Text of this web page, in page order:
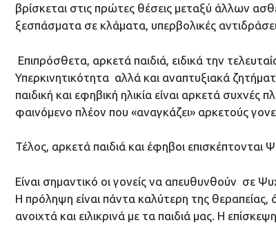
βρίσκεται στις πρώτες θέσεις μεταξύ άλλων
ξεσπάσματα σε κλάματα, υπερβολικές
Επιπρόσθετα, αρκετά παιδιά, ειδικά την
Υπερκινητικότητα αλλά και αναπτυξιακά
παιδική και εφηβική ηλικία είναι αρκετά
φαινόμενο πλέον που «αναγκάζει» αρκετούς
Τέλος, αρκετά παιδιά και έφηβοι
Είναι σημαντικό οι γονείς να απευθυνθούν σε
Η πρόληψη είναι πάντα καλύτερη της θεραπείας,
ανοιχτά και ειλικρινά με τα παιδιά μας. Η